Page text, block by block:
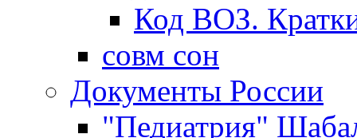
Код ВОЗ.
совм сон
Документы России
"Педиатрия"